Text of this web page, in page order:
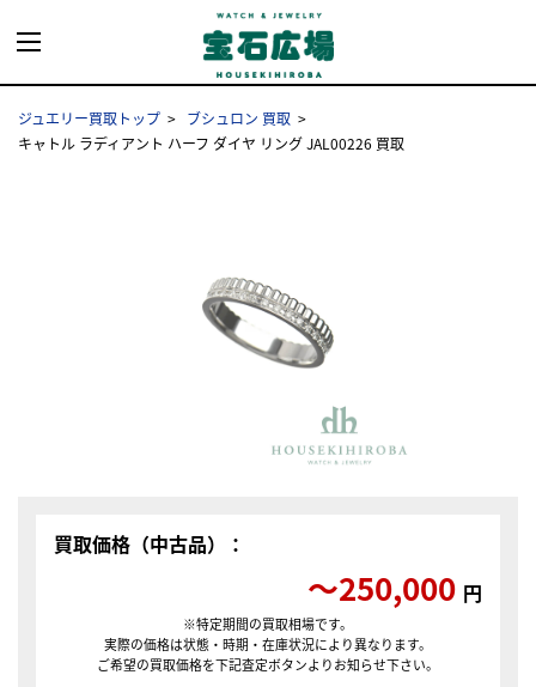
ジュエリー買取トップ
ブシュロン 買取
キャトル ラディアント ハーフ ダイヤ リング JAL00226 買取
買取価格（中古品）：
〜250,000 円
※特定期間の買取相場です。
実際の価格は状態・時期・在庫状況により異なります。
ご希望の買取価格を下記査定ボタンよりお知らせ下さい。